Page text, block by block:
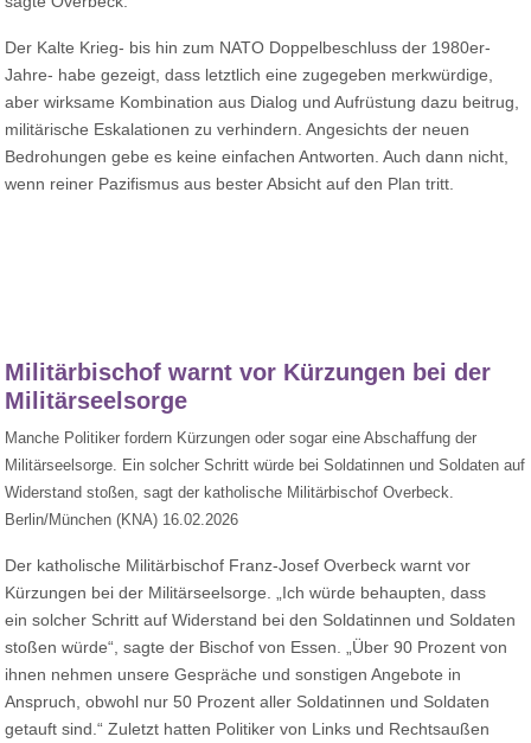
Der Kalte Krieg- bis hin zum NATO Doppelbeschluss der 1980er-
Jahre- habe gezeigt, dass letztlich eine zugegeben merkwürdige,
aber wirksame Kombination aus Dialog und Aufrüstung dazu beitrug,
militärische Eskalationen zu verhindern. Angesichts der neuen
Bedrohungen gebe es keine einfachen Antworten. Auch dann nicht,
wenn reiner Pazifismus aus bester Absicht auf den Plan tritt.
Militärbischof warnt vor Kürzungen bei der
Militärseelsorge
Manche Politiker fordern Kürzungen oder sogar eine Abschaffung der
Militärseelsorge. Ein solcher Schritt würde bei Soldatinnen und Soldaten auf
Widerstand stoßen, sagt der katholische Militärbischof Overbeck.
Berlin/München (KNA) 16.02.2026
Der katholische Militärbischof Franz-Josef Overbeck warnt vor
Kürzungen bei der Militärseelsorge. „Ich würde behaupten, dass
ein solcher Schritt auf Widerstand bei den Soldatinnen und Soldaten
stoßen würde“, sagte der Bischof von Essen. „Über 90 Prozent von
ihnen nehmen unsere Gespräche und sonstigen Angebote in
Anspruch, obwohl nur 50 Prozent aller Soldatinnen und Soldaten
getauft sind.“ Zuletzt hatten Politiker von Links und Rechtsaußen